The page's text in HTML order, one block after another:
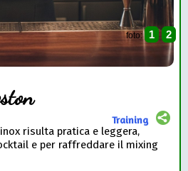
foto: 1 2
Training
risulta pratica e leggera,
e per raffreddare il mixing